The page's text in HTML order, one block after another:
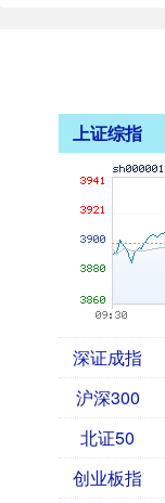
上证综指
深证成指
沪深300
北证50
创业板指